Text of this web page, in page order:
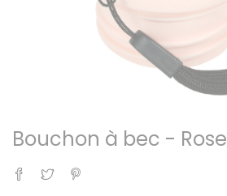
Bouchon à bec - Rose
Partager
Tweet